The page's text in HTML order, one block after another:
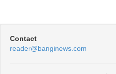
Contact
reader@banginews.com